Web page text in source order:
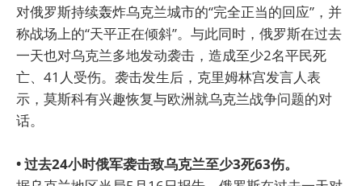
对俄罗斯持续轰炸乌克兰城市的“完全正当的回应”，并
称战场上的“天平正在倾斜”。与此同时，俄罗斯在过去
一天也对乌克兰多地发动袭击，造成至少2名平民死
亡、41人受伤。袭击发生后，克里姆林宫发言人表
示，莫斯科有兴趣恢复与欧洲就乌克兰战争问题的对
话。
• 过去24小时俄军袭击致乌克兰至少3死63伤。